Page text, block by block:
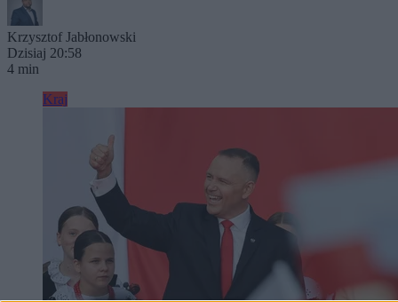
Krzysztof Jabłonowski
Dzisiaj 20:58
4 min
Kraj